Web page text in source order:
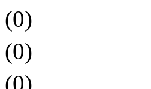
(0)
(0)
(0)